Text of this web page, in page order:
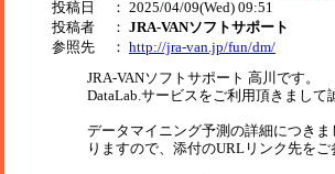
投稿日
： 2025/04/09(Wed) 09:51
投稿者
： JRA-VANソフトサポート
参照先
： http://jra-van.jp/fun/dm/
JRA-VANソフトサポート 高川です。
DataLab.サービスをご利用頂きまし
データマイニング予測の詳細につき
りますので、添付のURLリンク先を